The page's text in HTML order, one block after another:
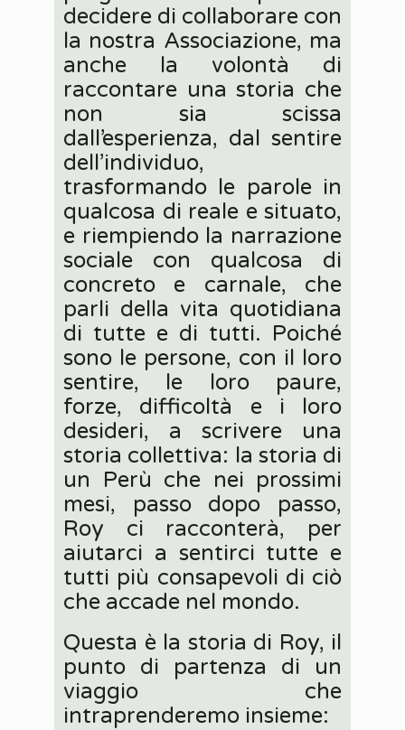
decidere di collaborare con
la nostra Associazione, ma
anche la volontà di
raccontare una storia che
non sia scissa
dall’esperienza, dal sentire
dell’individuo,
trasformando le parole in
qualcosa di reale e situato,
e riempiendo la narrazione
sociale con qualcosa di
concreto e carnale, che
parli della vita quotidiana
di tutte e di tutti. Poiché
sono le persone, con il loro
sentire, le loro paure,
forze, difficoltà e i loro
desideri, a scrivere una
storia collettiva: la storia di
un Perù che nei prossimi
mesi, passo dopo passo,
Roy ci racconterà, per
aiutarci a sentirci tutte e
tutti più consapevoli di ciò
che accade nel mondo.
Questa è la storia di Roy, il
punto di partenza di un
viaggio che
intraprenderemo insieme: